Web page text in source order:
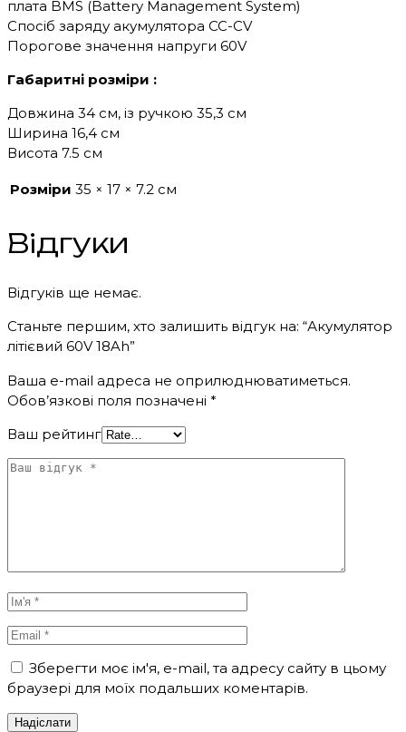
плата BMS (Battery Management System)
Спосіб заряду акумулятора CC-CV
Порогове значення напруги 60V
Габаритні розміри :
Довжина 34 см, із ручкою 35,3 см
Ширина 16,4 см
Висота 7.5 см
Розміри 35 × 17 × 7.2 см
Відгуки
Відгуків ще немає.
Станьте першим, хто залишить відгук на: “Акумулятор
літієвий 60V 18Ah”
Ваша e-mail адреса не оприлюднюватиметься.
Обов’язкові поля позначені *
Ваш рейтинг
Зберегти моє ім'я, e-mail, та адресу сайту в цьому
браузері для моїх подальших коментарів.